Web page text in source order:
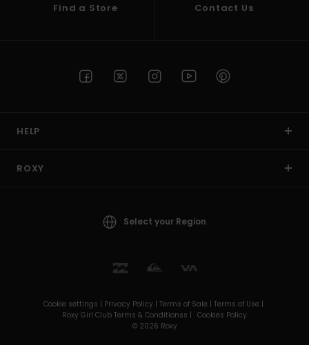
Find a Store Contact Us
HELP
ROXY
Select your Region
Cookie settings | Privacy Policy | Terms of Sale | Terms of Use |
Roxy Girl Club Terms & Conditionss | Cookies Policy
© 2026 Roxy